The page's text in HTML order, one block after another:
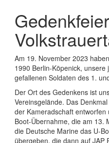
Am 19. November 2023
1990 Berlin-Köpenick,
gefallenen Soldaten des 1.
Der Ort des Gedenkens ist
Vereinsgelände. Das
der Kameradschaft
Boot-Übernahme, die am 13.
die Deutsche Marine das U-
übergeben, die dann auf JAP